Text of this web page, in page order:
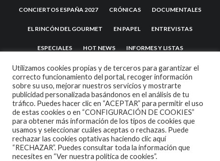
CONCIERTOS ESPAÑA 2027 CRÓNICAS DOCUMENTALES
EL RINCÓN DEL GOURMET EN PAPEL ENTREVISTAS
ESPECIALES HOT NEWS INFORMES Y LISTAS
LA TRASTIENDA MIS DISCOS Y YO NOTICIAS OPINIÓN
REVIEWS TEATRO TU DISCO ME SUENA
Utilizamos cookies propias y de terceros para garantizar el
correcto funcionamiento del portal, recoger información
sobre su uso, mejorar nuestros servicios y mostrarte
publicidad personalizada basándonos en el análisis de tu
tráfico. Puedes hacer clic en “ACEPTAR” para permitir el uso
de estas cookies o en “CONFIGURACIÓN DE COOKIES”
para obtener más información de los tipos de cookies que
usamos y seleccionar cuáles aceptas o rechazas. Puede
rechazar las cookies optativas haciendo clic aquí
“RECHAZAR”. Puedes consultar toda la información que
necesites en “Ver nuestra política de cookies”.